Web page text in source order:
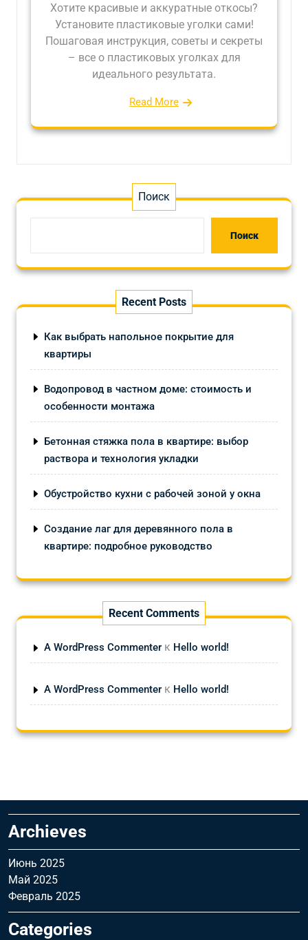
Хотите красивые и аккуратные откосы?
Установите пластиковые уголки сами!
Пошаговая инструкция, советы и секреты
– все о пластиковых уголках для
идеального результата.
Read More
Поиск
Поиск
Recent Posts
Как выбрать напольное покрытие для
квартиры
Водопровод в частном доме: стоимость и
особенности монтажа
Бетонная стяжка пола в квартире: выбор
раствора и технология укладки
Обустройство кухни с рабочей зоной у окна
Создание лаг для деревянного пола в
квартире: подробное руководство
Recent Comments
A WordPress Commenter к Hello world!
A WordPress Commenter к Hello world!
Archieves
Июнь 2025
Май 2025
Февраль 2025
Categories